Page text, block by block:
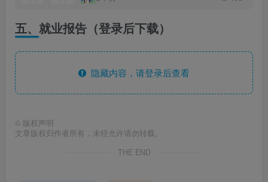
五、 就业报告（登录后下载）
隐藏内容，请登录后查看
© 版权声明
文章版权归作者所有，未经允许请勿转载。
THE END